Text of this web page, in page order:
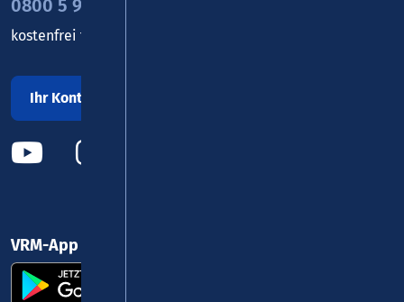
0800 5 986 986
kostenfrei täglich 8 - 20 Uhr
Ihr Kontakt zu uns
VRM-App nutzen und durchstarten